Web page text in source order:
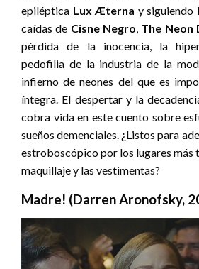
epiléptica Lux Æterna y siguiendo
caídas de Cisne Negro The Neon
pérdida de la inocencia, la
pedofilia de la industria de la
infierno de neones del que es
íntegra. El despertar y la
cobra vida en este cuento sobre
sueños demenciales. ¿Listos para
estroboscópico por los lugares más
maquillaje y las vestimentas?
Madre! (Darren Aronofsky,